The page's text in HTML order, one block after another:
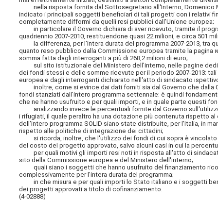
nella risposta fornita dal Sottosegretario all'Interno, Domenico
indicato i principali soggetti beneficiari di tali progetti con i relativi
completamente difformi da quelli resi pubblici dall'Unione europea;
in particolare il Governo dichiara di aver ricevuto, tramite il
quadriennio 2007-2010, restituendone quasi 22 milioni, e circa 501
la differenza, per l'intera durata del programma 2007-2013, tra
quanto reso pubblico dalla Commissione europea tramite la pagina
somma fatta dagli interroganti a più di 268,2 milioni di euro;
sul sito istituzionale del Ministero dell'interno, nelle pagine
dei fondi stessi e delle somme ricevute per il periodo 2007-2013:
europea e dagli interroganti dichiarato nell'atto di sindacato
inoltre, come si evince dai dati forniti sia dal Governo che dalla
fondi stanziati dall'intero programma settennale: è quindi
che ne hanno usufruito e per quali importi, e in quale parte questi
analizzando invece le percentuali fornite dal Governo
i rifugiati, il quale peraltro ha una dotazione più contenuta rispetto
dell'intero programma SOLID siano state distribuite, per l'Italia, in
rispetto alle politiche di integrazione dei cittadini;
si ricorda, inoltre, che l'utilizzo dei fondi di cui sopra è vincolato
del costo del progetto approvato, salvo alcuni casi in cui la
per quali motivi gli importi resi noti in risposta all'atto di
sito della Commissione europea e del Ministero dell'interno;
quali siano i soggetti che hanno usufruito del finanziamento
complessivamente per l'intera durata del programma;
in che misura e per quali importi lo Stato italiano e i soggetti
dei progetti approvati a titolo di cofinanziamento.
(4-02888)